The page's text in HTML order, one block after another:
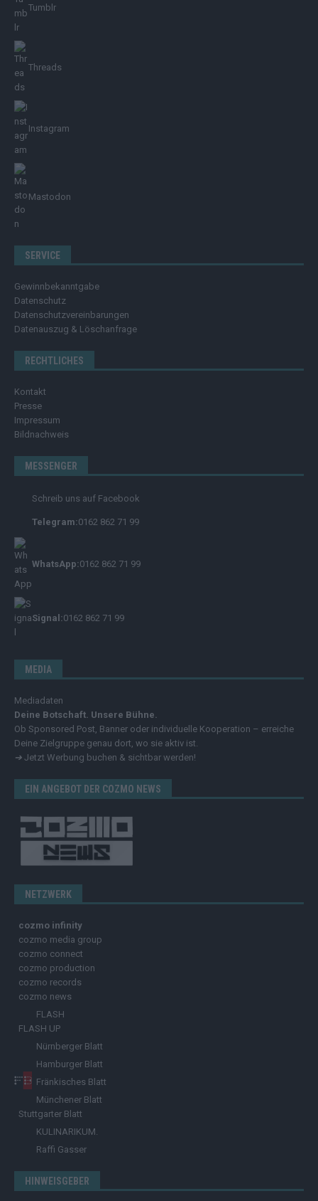
Tumblr
Threads
Instagram
Mastodon
SERVICE
Gewinnbekanntgabe
Datenschutz
Datenschutzvereinbarungen
Datenauszug & Löschanfrage
RECHTLICHES
Kontakt
Presse
Impressum
Bildnachweis
MESSENGER
Schreib uns auf Facebook
Telegram:0162 862 71 99
WhatsApp:0162 862 71 99
Signal:0162 862 71 99
MEDIA
Mediadaten
Deine Botschaft. Unsere Bühne.
Ob Sponsored Post, Banner oder individuelle Kooperation – erreiche
Deine Zielgruppe genau dort, wo sie aktiv ist.
➔ Jetzt Werbung buchen & sichtbar werden!
EIN ANGEBOT DER COZMO NEWS
NETZWERK
cozmo infinity
cozmo media group
cozmo connect
cozmo production
cozmo records
cozmo news
FLASH
FLASH UP
Nürnberger Blatt
Hamburger Blatt
Fränkisches Blatt
Münchener Blatt
Stuttgarter Blatt
KULINARIKUM.
Raffi Gasser
HINWEISGEBER